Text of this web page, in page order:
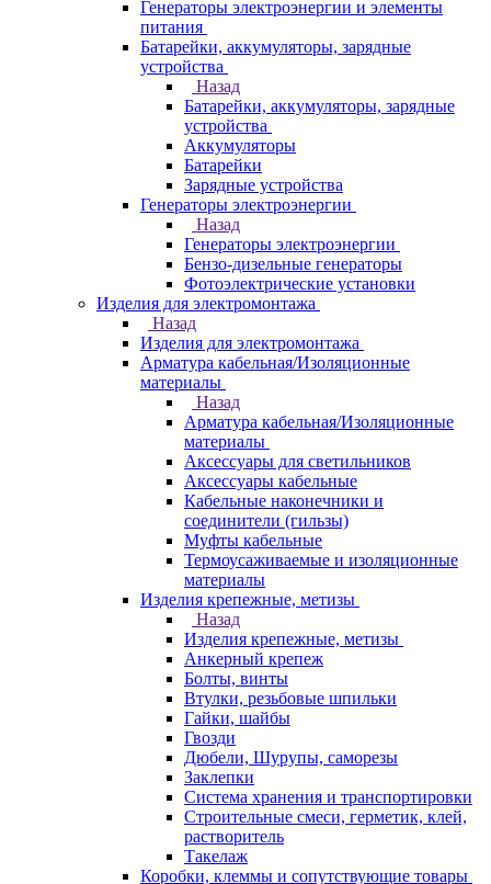
Генераторы электроэнергии и элементы
питания
Батарейки, аккумуляторы, зарядные
устройства
Назад
Батарейки, аккумуляторы, зарядные
устройства
Аккумуляторы
Батарейки
Зарядные устройства
Генераторы электроэнергии
Назад
Генераторы электроэнергии
Бензо-дизельные генераторы
Фотоэлектрические установки
Изделия для электромонтажа
Назад
Изделия для электромонтажа
Арматура кабельная/Изоляционные
материалы
Назад
Арматура кабельная/Изоляционные
материалы
Аксессуары для светильников
Аксессуары кабельные
Кабельные наконечники и
соединители (гильзы)
Муфты кабельные
Термоусаживаемые и изоляционные
материалы
Изделия крепежные, метизы
Назад
Изделия крепежные, метизы
Анкерный крепеж
Болты, винты
Втулки, резьбовые шпильки
Гайки, шайбы
Гвозди
Дюбели, Шурупы, саморезы
Заклепки
Система хранения и транспортировки
Строительные смеси, герметик, клей,
растворитель
Такелаж
Коробки, клеммы и сопутствующие товары